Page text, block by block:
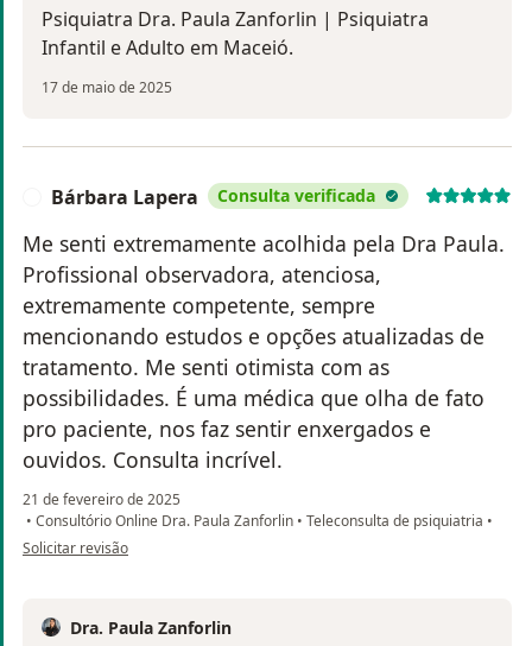
Psiquiatra Dra. Paula Zanforlin | Psiquiatra
Infantil e Adulto em Maceió.
17 de maio de 2025
Bárbara Lapera Consulta verificada
Me senti extremamente acolhida pela Dra Paula.
Profissional observadora, atenciosa,
extremamente competente, sempre
mencionando estudos e opções atualizadas de
tratamento. Me senti otimista com as
possibilidades. É uma médica que olha de fato
pro paciente, nos faz sentir enxergados e
ouvidos. Consulta incrível.
21 de fevereiro de 2025
• Consultório Online Dra. Paula Zanforlin • Teleconsulta de psiquiatria •
na opinião do utilizador Bárbara Lapera
Solicitar revisão
Dra. Paula Zanforlin